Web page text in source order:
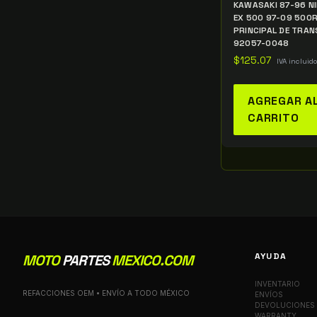
KAWASAKI 87-96
EX 500 97-09 500R
PRINCIPAL DE
92057-0048
$125.07 IVA incluido
AGREGAR
CARRITO
MOTOPARTESMEXICO.COM
REFACCIONES OEM • ENVÍO A TODO MÉXICO
AYUDA
INVENTARIO
ENVÍOS
DEVOLUCIONES